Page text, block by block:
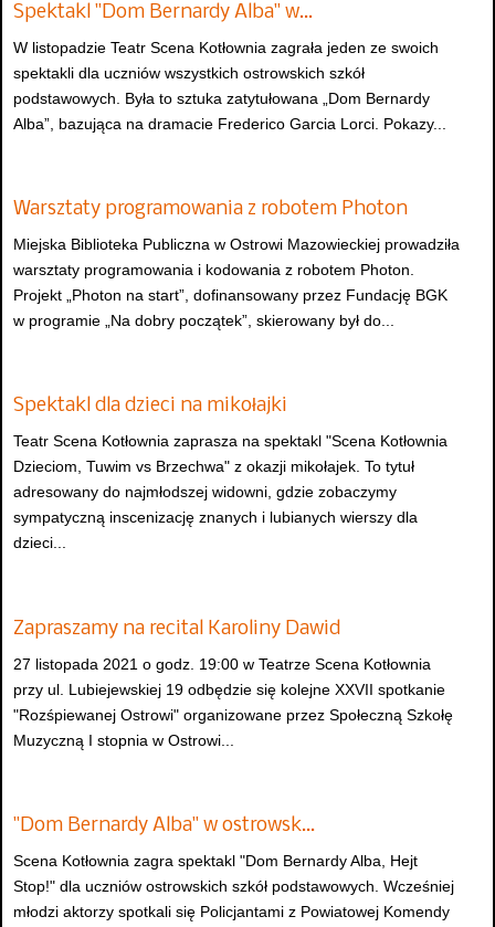
Spektakl "Dom Bernardy Alba" w…
W listopadzie Teatr Scena Kotłownia zagrała jeden ze swoich
spektakli dla uczniów wszystkich ostrowskich szkół
podstawowych. Była to sztuka zatytułowana „Dom Bernardy
Alba”, bazująca na dramacie Frederico Garcia Lorci. Pokazy...
Warsztaty programowania z robotem Photon
Miejska Biblioteka Publiczna w Ostrowi Mazowieckiej prowadziła
warsztaty programowania i kodowania z robotem Photon.
Projekt „Photon na start”, dofinansowany przez Fundację BGK
w programie „Na dobry początek”, skierowany był do...
Spektakl dla dzieci na mikołajki
Teatr Scena Kotłownia zaprasza na spektakl "Scena Kotłownia
Dzieciom, Tuwim vs Brzechwa" z okazji mikołajek. To tytuł
adresowany do najmłodszej widowni, gdzie zobaczymy
sympatyczną inscenizację znanych i lubianych wierszy dla
dzieci...
Zapraszamy na recital Karoliny Dawid
27 listopada 2021 o godz. 19:00 w Teatrze Scena Kotłownia
przy ul. Lubiejewskiej 19 odbędzie się kolejne XXVII spotkanie
"Rozśpiewanej Ostrowi" organizowane przez Społeczną Szkołę
Muzyczną I stopnia w Ostrowi...
"Dom Bernardy Alba" w ostrowsk…
Scena Kotłownia zagra spektakl "Dom Bernardy Alba, Hejt
Stop!" dla uczniów ostrowskich szkół podstawowych. Wcześniej
młodzi aktorzy spotkali się Policjantami z Powiatowej Komendy